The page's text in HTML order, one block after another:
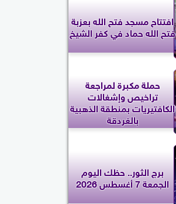
افتتاح مسجد فتح الله بعزبة
فتح الله حماد في كفر الشيخ
حملة مكبرة لمراجعة
تراخيص وإشغالات
الكافتيريات بمنطقة الذهبية
بالغردقة
برج الثور.. حظك اليوم
الجمعة 7 أغسطس 2026